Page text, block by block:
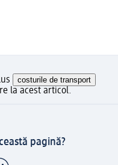
costurile de transport
la acest articol.
pagină?